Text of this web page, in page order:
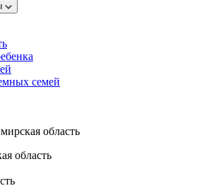
семей
область
область